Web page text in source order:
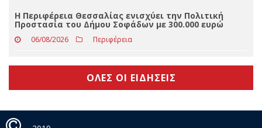
Παναθηναϊκός – ΤΣΣΚΑ 1948 1-1: Αποδοκιμασίες στο
ΟΑΚΑ μετά το φινάλε
06/08/2026 Αθλητικά
Η Περιφέρεια Θεσσαλίας ενισχύει την Πολιτική
Προστασία του Δήμου Σοφάδων με 300.000 ευρώ
06/08/2026 Περιφέρεια